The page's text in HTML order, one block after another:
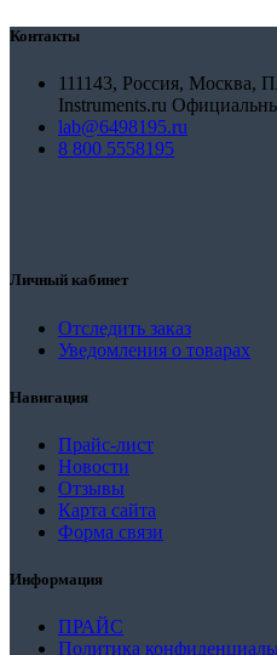
Контакты
111143, Россия, Москва,
Instruments.ru
lab@6498195.ru
8 800 5558195
Личный кабинет
Отследить заказ
Уведомления о товарах
Навигация
Прайс-лист
Новости
Отзывы
Карта сайта
Форма связи
Информация
ПРАЙС
Политика